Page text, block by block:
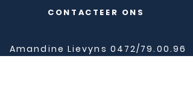
CONTACTEER ONS
Amandine Lievyns 0472/79.00.96